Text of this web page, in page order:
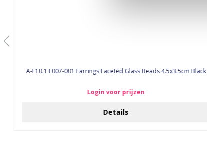
A-F10.1 E007-001 Earrings Faceted Glass Beads 4.5x3.5cm Black
Login voor prijzen
Details